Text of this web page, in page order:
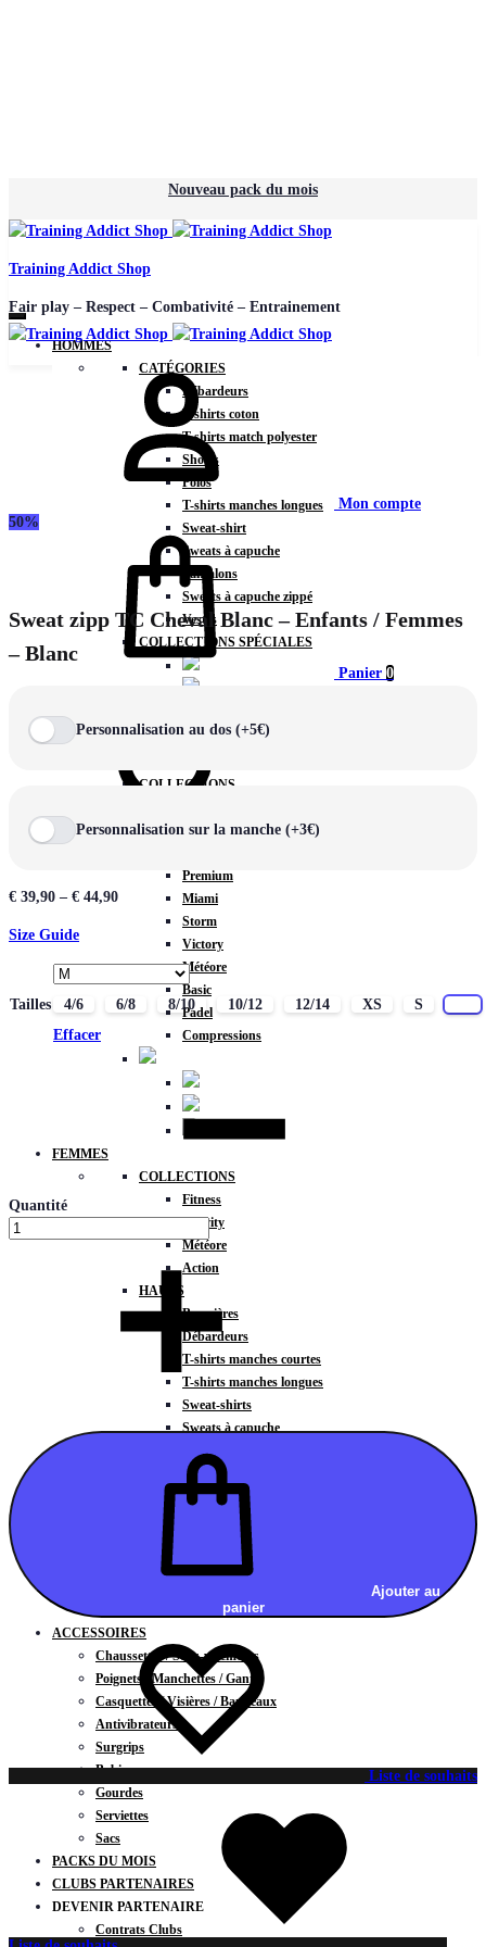
Nouveau pack du mois
Training Addict Shop
Fair play – Respect – Combativité – Entrainement
HOMMES
CATÉGORIES
Débardeurs
T-shirts coton
T-shirts match polyester
Shorts
Polos
T-shirts manches longues
Sweat-shirt
Sweats à capuche
Pantalons
Sweats à capuche zippé
Vestes
COLLECTIONS SPÉCIALES
COLLECTIONS
Rex
Premium
Miami
Storm
Victory
Météore
Basic
Padel
Compressions
FEMMES
COLLECTIONS
Fitness
Gravity
Météore
Action
HAUTS
Brassières
Débardeurs
T-shirts manches courtes
T-shirts manches longues
Sweat-shirts
Sweats à capuche
Sweats à capuche zippé
Vestes
BAS
Leggings
CARTES CADEAUX
ACCESSOIRES
Chaussettes / Sous-vêtements
Poignets / Manchettes / Gants
Casquettes / Visières / Bandeaux
Antivibrateurs
Surgrips
Bobines
Gourdes
Serviettes
Sacs
PACKS DU MOIS
CLUBS PARTENAIRES
DEVENIR PARTENAIRE
Contrats Clubs
Mon compte
Panier 0
50%
Sweat zipp TC Cheval Blanc – Enfants / Femmes
– Blanc
Personnalisation au dos (+5€)
Personnalisation sur la manche (+3€)
€ 39,90 – € 44,90
Size Guide
Tailles 4/6 6/8 8/10 10/12 12/14 XS S
Effacer
Quantité
Ajouter au
panier
Liste de souhaits